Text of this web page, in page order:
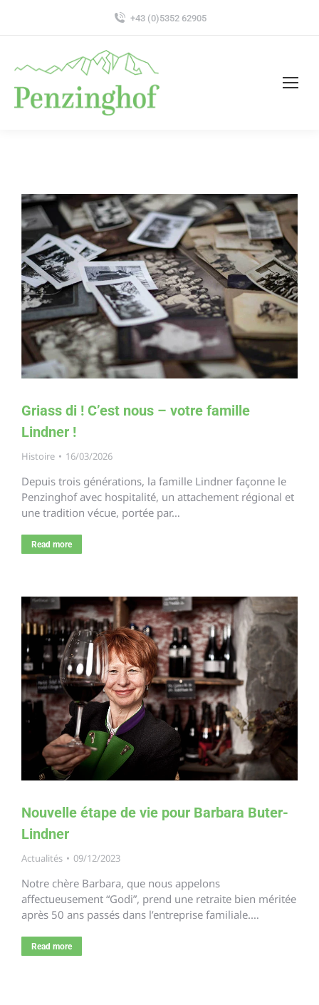
+43 (0)5352 62905
Griass di ! C’est nous – votre famille
Lindner !
Histoire 16/03/2026
Depuis trois générations, la famille Lindner façonne le
Penzinghof avec hospitalité, un attachement régional et
une tradition vécue, portée par…
Read more
Nouvelle étape de vie pour Barbara Buter-
Lindner
Actualités 09/12/2023
Notre chère Barbara, que nous appelons
affectueusement “Godi”, prend une retraite bien méritée
après 50 ans passés dans l’entreprise familiale.…
Read more